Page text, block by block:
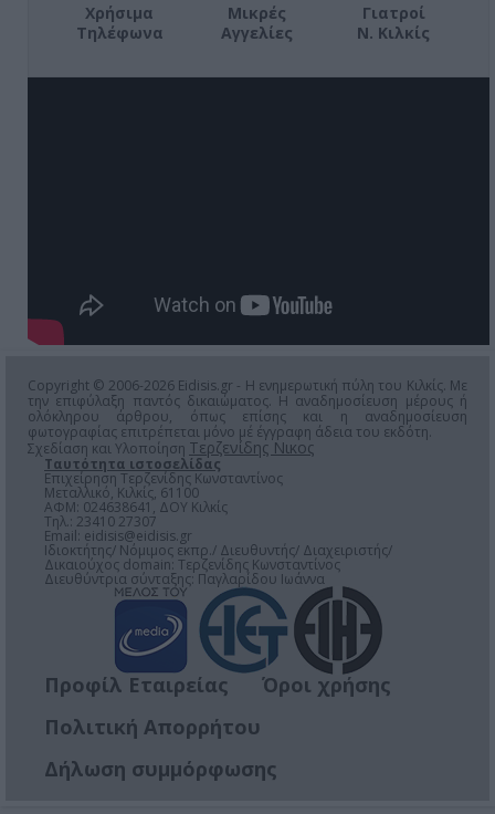
Χρήσιμα
Τηλέφωνα
Μικρές
Αγγελίες
Γιατροί
Ν. Κιλκίς
Copyright © 2006-2026 Eidisis.gr - Η ενημερωτική πύλη του Κιλκίς. Με
την επιφύλαξη παντός δικαιώματος. Η αναδημοσίευση μέρους ή
ολόκληρου άρθρου, όπως επίσης και η αναδημοσίευση
φωτογραφίας επιτρέπεται μόνο μέ έγγραφη άδεια του εκδότη.
Σχεδίαση και Υλοποίηση Τερζενίδης Νικος
Ταυτότητα ιστοσελίδας
Επιχείρηση Τερζενίδης Κωνσταντίνος
Μεταλλικό, Κιλκίς, 61100
ΑΦΜ: 024638641, ΔΟΥ Κιλκίς
Τηλ.: 23410 27307
Email: eidisis@eidisis.gr
Ιδιοκτήτης/ Νόμιμος εκπρ./ Διευθυντής/ Διαχειριστής/
Δικαιούχος domain: Τερζενίδης Κωνσταντίνος
Διευθύντρια σύνταξης: Παγλαρίδου Ιωάννα
Προφίλ Εταιρείας
Όροι χρήσης
Πολιτική Απορρήτου
Δήλωση συμμόρφωσης